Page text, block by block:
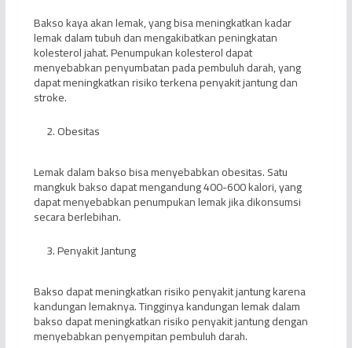
Bakso kaya akan lemak, yang bisa meningkatkan kadar
lemak dalam tubuh dan mengakibatkan peningkatan
kolesterol jahat. Penumpukan kolesterol dapat
menyebabkan penyumbatan pada pembuluh darah, yang
dapat meningkatkan risiko terkena penyakit jantung dan
stroke.
Obesitas
Lemak dalam bakso bisa menyebabkan obesitas. Satu
mangkuk bakso dapat mengandung 400-600 kalori, yang
dapat menyebabkan penumpukan lemak jika dikonsumsi
secara berlebihan.
Penyakit Jantung
Bakso dapat meningkatkan risiko penyakit jantung karena
kandungan lemaknya. Tingginya kandungan lemak dalam
bakso dapat meningkatkan risiko penyakit jantung dengan
menyebabkan penyempitan pembuluh darah.